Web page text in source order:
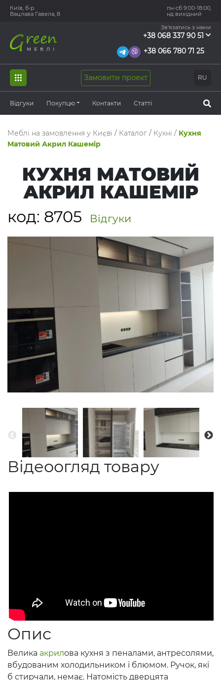
Київ, б-р
Вацлава Гавела, 8
пн-сб 9:00-18:00,
нд вихідний
Зв'язатись з нами
+38 068 337 90 51
+38 066 780 71 25
RU
Замовити проект
Відгуки Покупцю Контакти Статті
Меблі на замовлення у Києві / Каталог / Кухні / Кухня
Матовий Акрил Кашемір
КУХНЯ МАТОВИЙ
АКРИЛ КАШЕМІР
код: 8705 Відгуки
Відеоогляд товару
Опис
Велика акрилова кухня з пеналами, антресолями,
вбудованим холодильником і блюмом. Ручок, які
б стирчали, немає. Натомість дверцята